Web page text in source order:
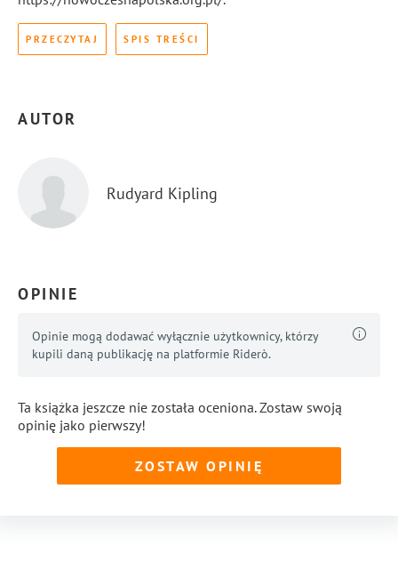
PRZECZYTAJ SPIS TREŚCI
AUTOR
Rudyard Kipling
OPINIE
Opinie mogą dodawać wyłącznie użytkownicy, którzy
kupili daną publikację na platformie Riderò.
Ta książka jeszcze nie została oceniona. Zostaw swoją
opinię jako pierwszy!
ZOSTAW OPINIĘ